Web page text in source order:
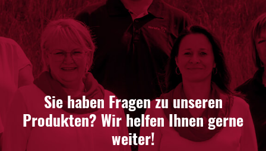
Sie haben Fragen zu unseren
Produkten? Wir helfen Ihnen gerne
weiter!